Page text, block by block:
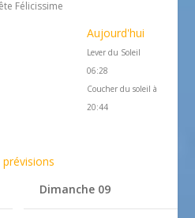
Félicissime
Aujourd'hui
Lever du Soleil
06:28
Coucher du soleil à
20:44
prévisions
Dimanche 09